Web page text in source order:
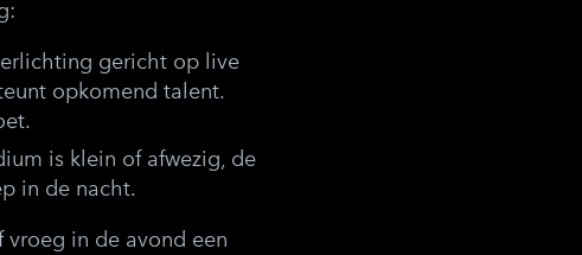
gericht op live
opkomend talent.
is klein of afwezig, de
in de nacht.
in de avond een